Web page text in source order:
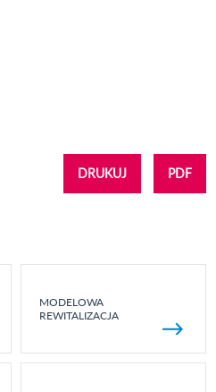
DRUKUJ PDF
MODELOWA
REWITALIZACJA